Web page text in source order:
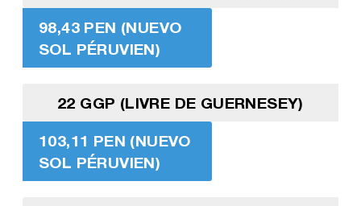
98,43 PEN (NUEVO
SOL PÉRUVIEN)
22 GGP (LIVRE DE GUERNESEY)
103,11 PEN (NUEVO
SOL PÉRUVIEN)